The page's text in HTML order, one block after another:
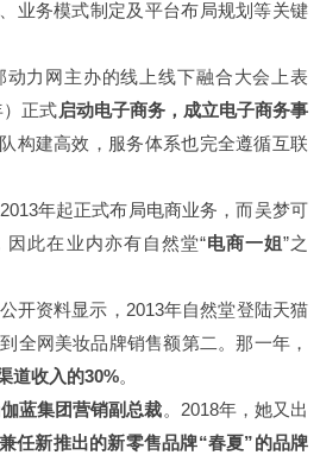
业务模式制定及平台布局规划等关键
动力网主办的线上线下融合大会上表
）正式启动电子商务，成立电子商务事
构建高效，服务体系也完全遵循互联
年起正式布局电商业务，而吴梦可
因此在业内亦有自然堂“电商一姐”之
开资料显示，2013年自然堂登陆天猫
全网美妆品牌销售额第二。那一年，
道收入的30%。
伽蓝集团营销副总裁。2018年，她又出
任新推出的新零售品牌“春夏”的品牌